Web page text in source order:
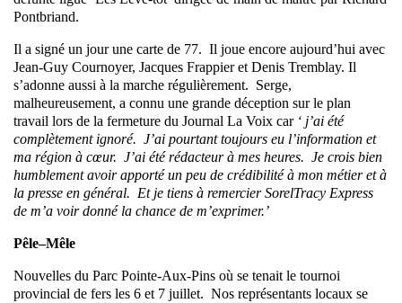
Pontbriand.
Il a signé un jour une carte de 77. Il joue encore aujourd’hui avec
Jean-Guy Cournoyer, Jacques Frappier et Denis Tremblay. Il
s’adonne aussi à la marche régulièrement. Serge,
malheureusement, a connu une grande déception sur le plan
travail lors de la fermeture du Journal La Voix car ‘ j’ai été
complètement ignoré. J’ai pourtant toujours eu l’information et
ma région à cœur. J’ai été rédacteur à mes heures. Je crois bien
humblement avoir apporté un peu de crédibilité à mon métier et à
la presse en général. Et je tiens à remercier SorelTracy Express
de m’a voir donné la chance de m’exprimer.’
Pêle–Mêle
Nouvelles du Parc Pointe-Aux-Pins où se tenait le tournoi
provincial de fers les 6 et 7 juillet. Nos représentants locaux se